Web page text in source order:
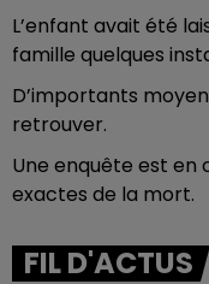
L’enfant avait été
famille quelques
D’importants
retrouver.
Une enquête est en
exactes de la mort.
FIL D'ACTUS